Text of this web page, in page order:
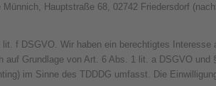
Hauptstraße 68, 02742 Friedersdorf
f DSGVO. Wir haben ein berechtigtes
Grundlage von Art. 6 Abs. 1 lit. a DSGVO
im Sinne des TDDDG umfasst. Die